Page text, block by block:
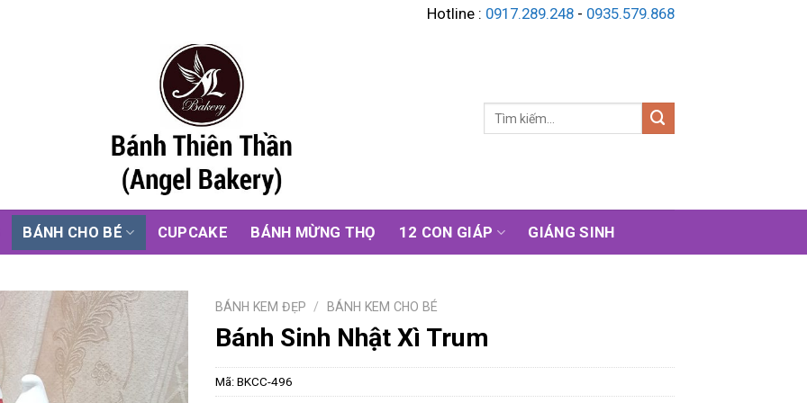
Hotline : 0917.289.248 - 0935.579.868
Tìm
BÁNH CHO BÉ CUPCAKE BÁNH MỪNG THỌ 12 CON GIÁP GIÁNG SINH
BÁNH KEM ĐẸP / BÁNH KEM CHO BÉ
Bánh Sinh Nhật Xì Trum
Mã: BKCC-496